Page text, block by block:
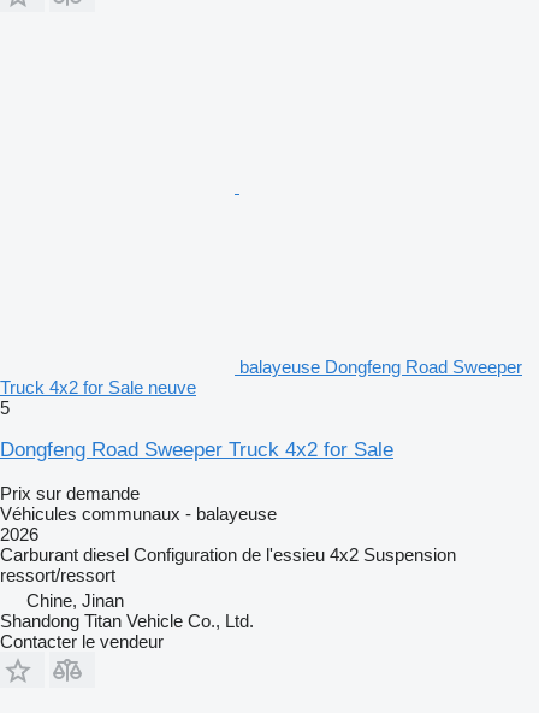
balayeuse Dongfeng Road Sweeper
Truck 4x2 for Sale neuve
5
Dongfeng Road Sweeper Truck 4x2 for Sale
Prix sur demande
Véhicules communaux - balayeuse
2026
Carburant diesel Configuration de l'essieu 4x2 Suspension
ressort/ressort
Chine, Jinan
Shandong Titan Vehicle Co., Ltd.
Contacter le vendeur